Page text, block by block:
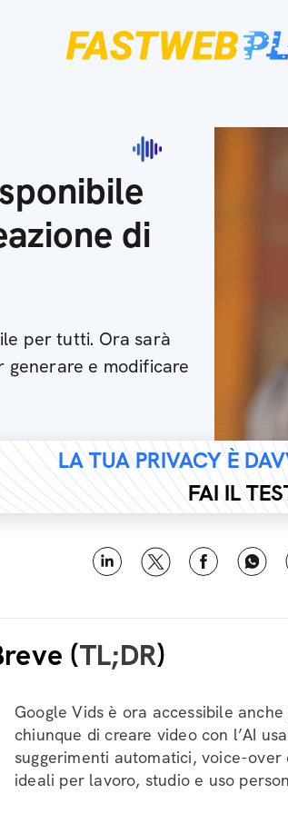
di
per tutti. Ora sarà
e modificare
LA TUA PRIVACY È
FAI IL
(TL;DR)
Google Vids è ora accessibile
chiunque di creare video con l’AI
suggerimenti automatici, voice-
ideali per lavoro, studio e uso